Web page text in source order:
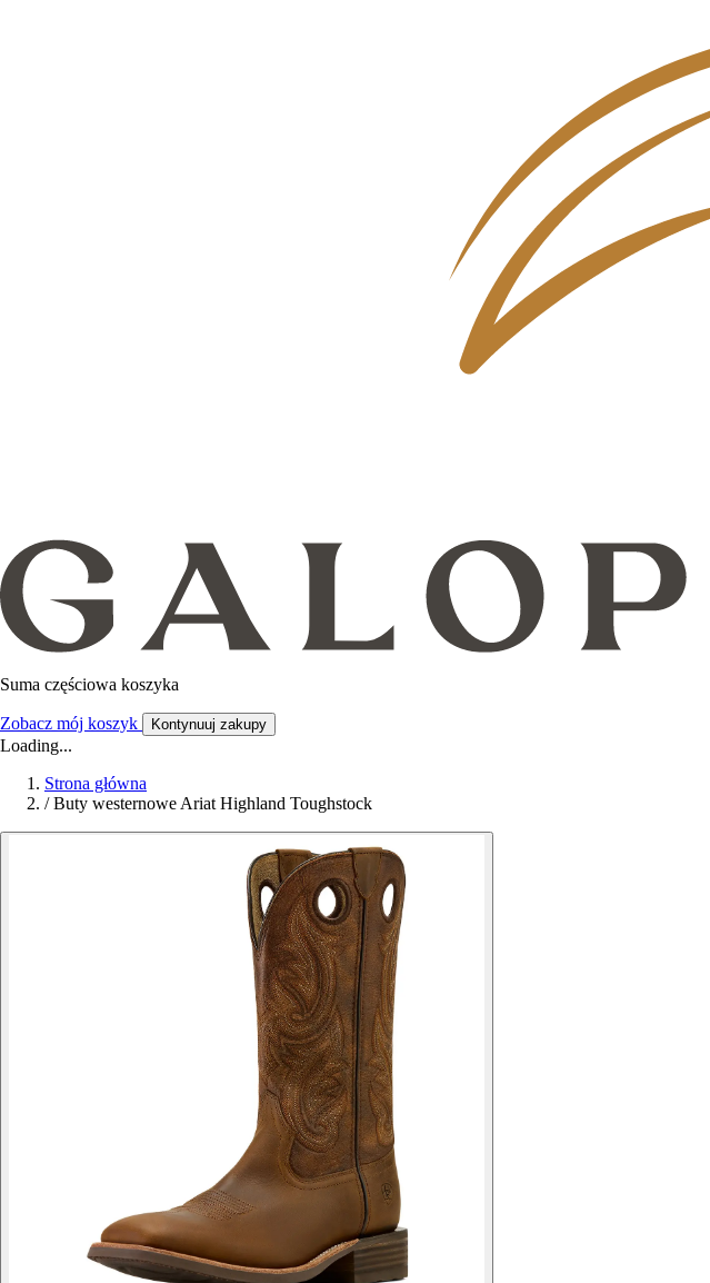
Suma częściowa koszyka
Zobacz mój koszyk Kontynuuj zakupy
Loading...
Strona główna
/ Buty westernowe Ariat Highland Toughstock